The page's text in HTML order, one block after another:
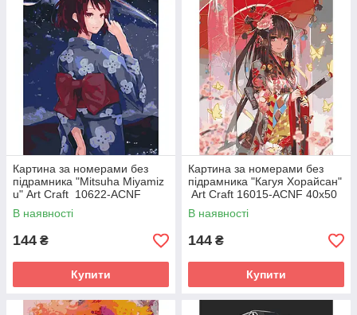
Картина за номерами без
підрамника "Mitsuha Miyamiz
u" Art Craft 10622-ACNF
40х50 см
В наявності
144 ₴
Купити
Картина за номерами без
підрамника "Кагуя Хорайсан"
Art Craft 16015-ACNF 40х50
см
В наявності
144 ₴
Купити